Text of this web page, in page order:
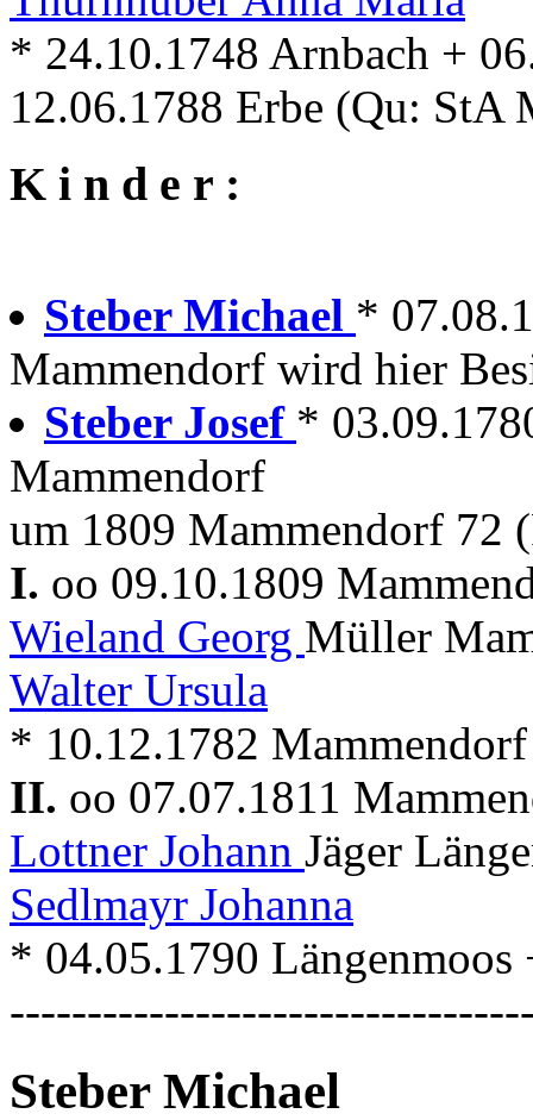
* 24.10.1748 Arnbach +
12.06.1788 Erbe (Qu: StA
K i n d e r :
Steber Michael *
Mammendorf wird hier
Steber Josef *
Mammendorf
um 1809 Mammendorf 72
I. oo 09.10.1809
Wieland Georg Müller
Walter Ursula
* 10.12.1782
II. oo 07.07.1811
Lottner Johann Jäger
Sedlmayr Johanna
* 04.05.1790
Steber Michael